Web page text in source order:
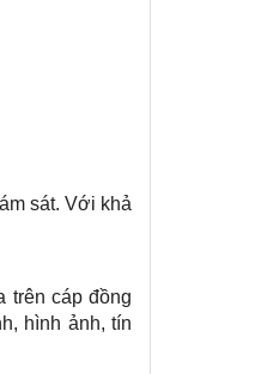
sát. Với khả
trên cáp đồng
hình ảnh, tín